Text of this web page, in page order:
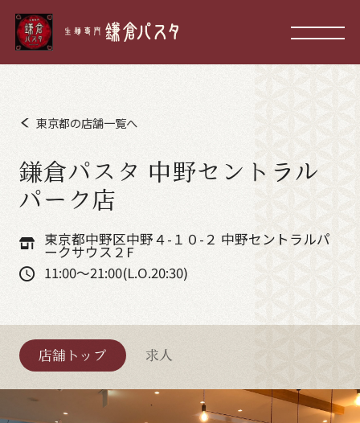
東京都の店舗一覧へ
鎌倉パスタ 中野セントラル
パーク店
東京都中野区中野４-１０-２ 中野セントラルパ
ークサウス２F
11:00～21:00(L.O.20:30)
店舗トップ 求人